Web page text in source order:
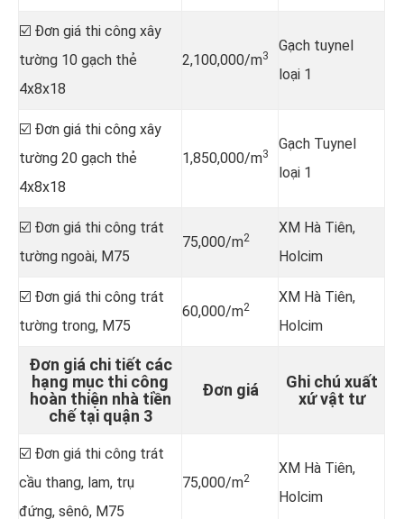
☑️ Đơn giá thi công xây
tường 10 gạch thẻ
4x8x18
2,100,000/m3
Gạch tuynel
loại 1
☑️ Đơn giá thi công xây
tường 20 gạch thẻ
4x8x18
1,850,000/m3
Gạch Tuynel
loại 1
☑️ Đơn giá thi công trát
tường ngoài, M75
75,000/m2
XM Hà Tiên,
Holcim
☑️ Đơn giá thi công trát
tường trong, M75
60,000/m2
XM Hà Tiên,
Holcim
Đơn giá chi tiết các
hạng mục thi công
hoàn thiện nhà tiền
chế tại quận 3
Đơn giá
Ghi chú xuất
xứ vật tư
☑️ Đơn giá thi công trát
cầu thang, lam, trụ
đứng, sênô, M75
75,000/m2
XM Hà Tiên,
Holcim